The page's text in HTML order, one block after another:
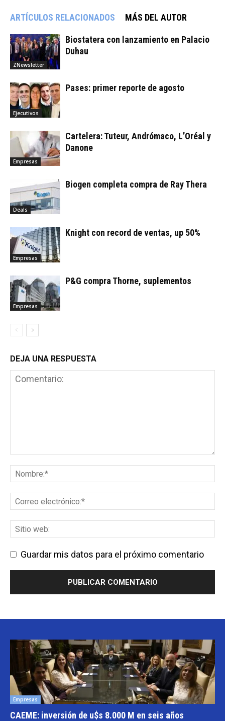
ARTÍCULOS RELACIONADOS MÁS DEL AUTOR
ZNewsletter
Biostatera con lanzamiento en Palacio
Duhau
Ejecutivos
Pases: primer reporte de agosto
Empresas
Cartelera: Tuteur, Andrómaco, L’Oréal y
Danone
Deals
Biogen completa compra de Ray Thera
Empresas
Knight con record de ventas, up 50%
Empresas
P&G compra Thorne, suplementos
DEJA UNA RESPUESTA
Guardar mis datos para el próximo comentario
Empresas
CAEME: inversión de u$s 8.000 M en seis años